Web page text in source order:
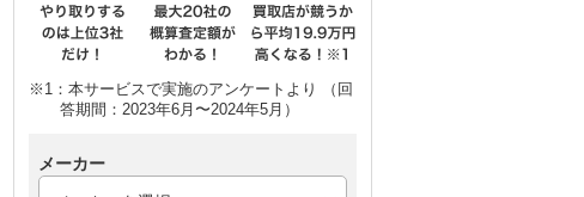
※1：本サービスで実施のアンケートより （回
答期間：2023年6月〜2024年5月）
メーカー